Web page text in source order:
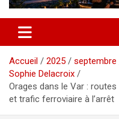
Accueil 2025 septembre
Sophie Delacroix
Orages dans le Var :
et trafic ferroviaire à l’arrêt